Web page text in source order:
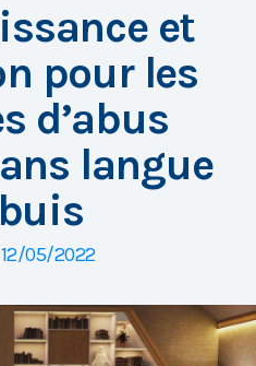
et
pour les
d’abus
langue
05/2022